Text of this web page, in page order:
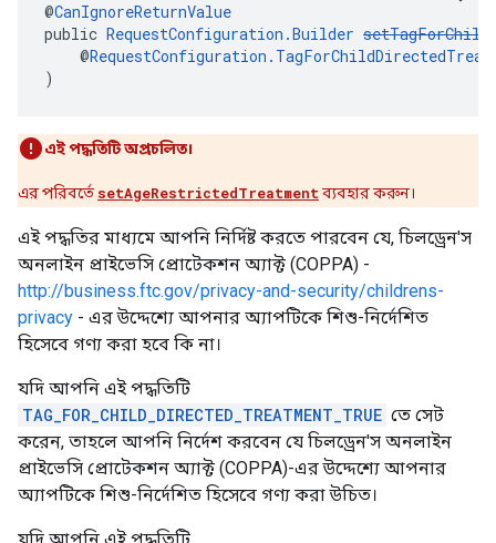
@CanIgnoreReturnValue
public RequestConfiguration.Builder
@
)
এই পদ্ধতিটি অপ্রচলিত।
এর পরিবর্তে setAgeRestrictedTreatment ব্যবহার করুন।
এই পদ্ধতির মাধ্যমে আপনি নির্দিষ্ট করতে পারবেন যে, চিলড্রেন'স
অনলাইন প্রাইভেসি প্রোটেকশন অ্যাক্ট (COPPA) -
http://business.ftc.gov/privacy-and-security/childrens-
privacy - এর উদ্দেশ্যে আপনার অ্যাপটিকে শিশু-নির্দেশিত
হিসেবে গণ্য করা হবে কি না।
যদি আপনি এই পদ্ধতিটি
TAG_FOR_CHILD_DIRECTED_TREATMENT_TRUE তে সেট
করেন, তাহলে আপনি নির্দেশ করবেন যে চিলড্রেন'স অনলাইন
প্রাইভেসি প্রোটেকশন অ্যাক্ট (COPPA)-এর উদ্দেশ্যে আপনার
অ্যাপটিকে শিশু-নির্দেশিত হিসেবে গণ্য করা উচিত।